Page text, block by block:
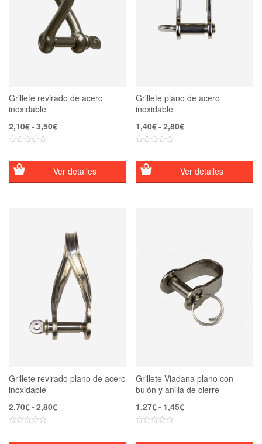
Grillete revirado de acero
inoxidable
2,10€-3,50€Rango
desde
2,10€
hasta
Ver detalles
Grillete plano de acero
inoxidable
1,40€-2,80€Rango
desde
1,40€
hasta
Ver detalles
Grillete revirado plano de acero
inoxidable
2,70€-2,80€Rango
desde
Grillete Viadana plano con
bulón y anilla de cierre
1,27€- 1,45€Rango
desde